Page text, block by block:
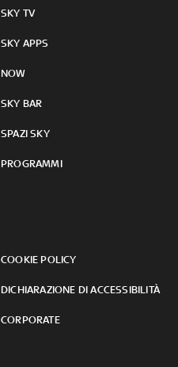
SKY TV
SKY APPS
NOW
SKY BAR
SPAZI SKY
PROGRAMMI
COOKIE POLICY
DICHIARAZIONE DI ACCESSIBILITÀ
CORPORATE